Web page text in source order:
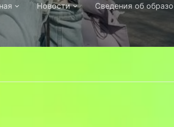
Новости Сведения об